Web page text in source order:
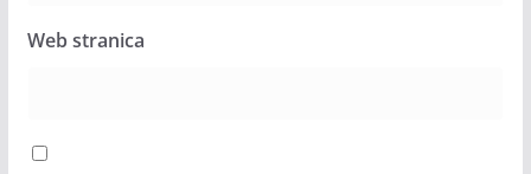
Web stranica